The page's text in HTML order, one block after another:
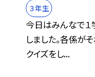
３年生
今日はみんなで
しました。各係が
クイズをし...